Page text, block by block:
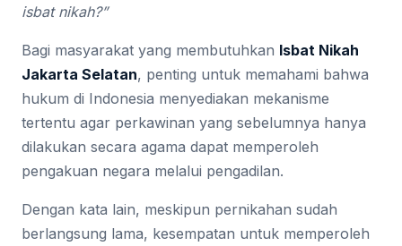
isbat nikah?”
Bagi masyarakat yang membutuhkan Isbat Nikah
Jakarta Selatan, penting untuk memahami bahwa
hukum di Indonesia menyediakan mekanisme
tertentu agar perkawinan yang sebelumnya hanya
dilakukan secara agama dapat memperoleh
pengakuan negara melalui pengadilan.
Dengan kata lain, meskipun pernikahan sudah
berlangsung lama, kesempatan untuk memperoleh